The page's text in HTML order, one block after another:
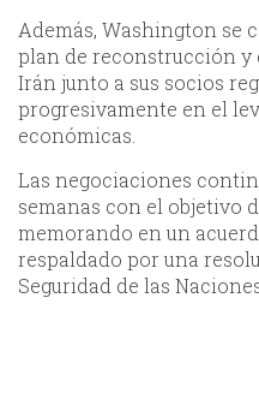
Además, Washington se
plan de reconstrucción
Irán junto a sus socios
progresivamente en el
económicas.
Las negociaciones
semanas con el objetivo
memorando en un
respaldado por una
Seguridad de las